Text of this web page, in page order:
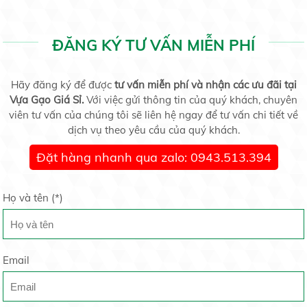
Gạo Thơm Mỹ
Thành Phố Hồ Chí Minh Lại Rúng Động Vì Covid 19
26/07/2020
râu
ĐĂNG KÝ TƯ VẤN MIỄN PHÍ
Hãy đăng ký để được tư vấn miễn phí và nhận các ưu đãi tại
Vựa Gạo Giá Sỉ.Với việc gửi thông tin của quý khách, chuyên
viên tư vấn của chúng tôi sẽ liên hệ ngay để tư vấn chi tiết về
dịch vụ theo yêu cầu của quý khách.
Đặt hàng nhanh qua zalo: 0943.513.394
Họ và tên (*)
Email